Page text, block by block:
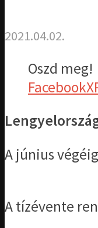
2021.04.02.
Oszd meg!
FacebookX
A június
A tízévente